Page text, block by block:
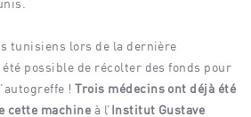
tunisiens lors de la dernière
été possible de récolter des fonds pour
!Trois médecins ont déjà été
cette machine à l’Institut Gustave